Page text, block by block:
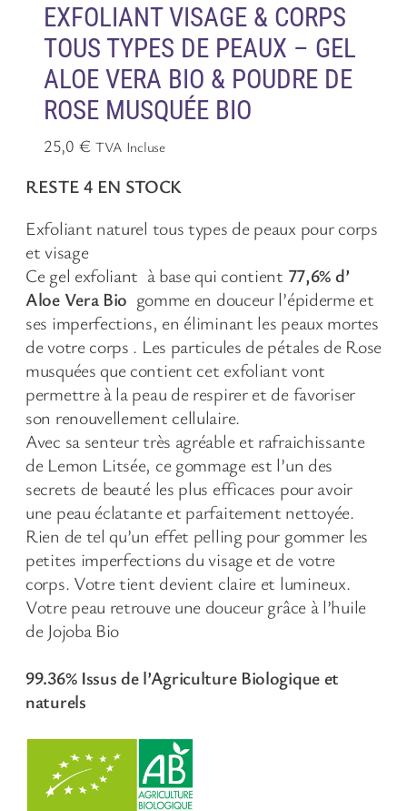
EXFOLIANT VISAGE & CORPS
TOUS TYPES DE PEAUX – GEL
ALOE VERA BIO & POUDRE DE
ROSE MUSQUÉE BIO
25,0 € TVA Incluse
RESTE 4 EN STOCK
Exfoliant naturel tous types de peaux pour corps
et visage
Ce gel exfoliant à base qui contient 77,6% d’
Aloe Vera Bio gomme en douceur l’épiderme et
ses imperfections, en éliminant les peaux mortes
de votre corps . Les particules de pétales de Rose
musquées que contient cet exfoliant vont
permettre à la peau de respirer et de favoriser
son renouvellement cellulaire.
Avec sa senteur très agréable et rafraichissante
de Lemon Litsée, ce gommage est l’un des
secrets de beauté les plus efficaces pour avoir
une peau éclatante et parfaitement nettoyée.
Rien de tel qu’un effet pelling pour gommer les
petites imperfections du visage et de votre
corps. Votre tient devient claire et lumineux.
Votre peau retrouve une douceur grâce à l’huile
de Jojoba Bio
99.36% Issus de l’Agriculture Biologique et
naturels